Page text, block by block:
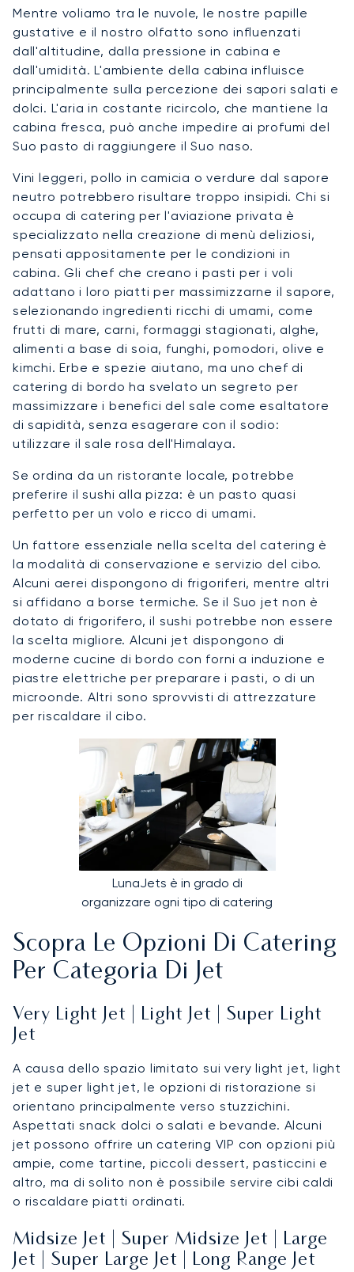
Mentre voliamo tra le nuvole, le nostre papille
gustative e il nostro olfatto sono influenzati
dall'altitudine, dalla pressione in cabina e
dall'umidità. L'ambiente della cabina influisce
principalmente sulla percezione dei sapori salati e
dolci. L'aria in costante ricircolo, che mantiene la
cabina fresca, può anche impedire ai profumi del
Suo pasto di raggiungere il Suo naso.
Vini leggeri, pollo in camicia o verdure dal sapore
neutro potrebbero risultare troppo insipidi. Chi si
occupa di catering per l'aviazione privata è
specializzato nella creazione di menù deliziosi,
pensati appositamente per le condizioni in
cabina. Gli chef che creano i pasti per i voli
adattano i loro piatti per massimizzarne il sapore,
selezionando ingredienti ricchi di umami, come
frutti di mare, carni, formaggi stagionati, alghe,
alimenti a base di soia, funghi, pomodori, olive e
kimchi. Erbe e spezie aiutano, ma uno chef di
catering di bordo ha svelato un segreto per
massimizzare i benefici del sale come esaltatore
di sapidità, senza esagerare con il sodio:
utilizzare il sale rosa dell'Himalaya.
Se ordina da un ristorante locale, potrebbe
preferire il sushi alla pizza: è un pasto quasi
perfetto per un volo e ricco di umami.
Un fattore essenziale nella scelta del catering è
la modalità di conservazione e servizio del cibo.
Alcuni aerei dispongono di frigoriferi, mentre altri
si affidano a borse termiche. Se il Suo jet non è
dotato di frigorifero, il sushi potrebbe non essere
la scelta migliore. Alcuni jet dispongono di
moderne cucine di bordo con forni a induzione e
piastre elettriche per preparare i pasti, o di un
microonde. Altri sono sprovvisti di attrezzature
per riscaldare il cibo.
LunaJets è in grado di
organizzare ogni tipo di catering
Scopra Le Opzioni Di Catering
Per Categoria Di Jet
Very Light Jet | Light Jet | Super Light
Jet
A causa dello spazio limitato sui very light jet, light
jet e super light jet, le opzioni di ristorazione si
orientano principalmente verso stuzzichini.
Aspettati snack dolci o salati e bevande. Alcuni
jet possono offrire un catering VIP con opzioni più
ampie, come tartine, piccoli dessert, pasticcini e
altro, ma di solito non è possibile servire cibi caldi
o riscaldare piatti ordinati.
Midsize Jet | Super Midsize Jet | Large
Jet | Super Large Jet | Long Range Jet